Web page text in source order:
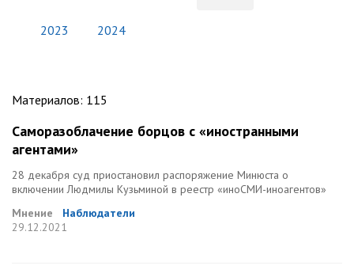
2023 2024
Материалов: 115
Саморазоблачение борцов с «иностранными
агентами»
28 декабря суд приостановил распоряжение Минюста о
включении Людмилы Кузьминой в реестр «иноСМИ-иноагентов»
Мнение
Наблюдатели
29.12.2021